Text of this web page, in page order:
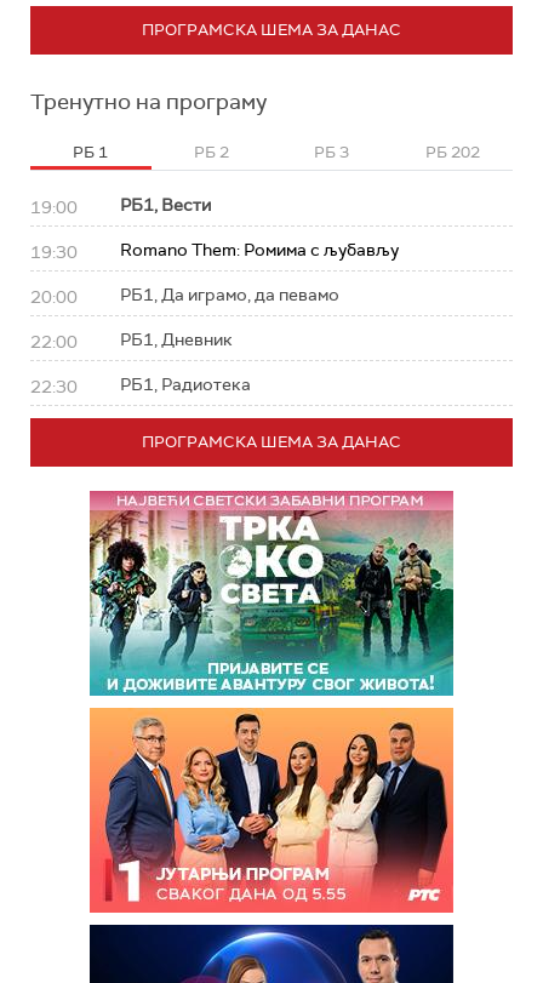
ПРОГРАМСКА ШЕМА ЗА ДАНАС
Тренутно на програму
РБ 1 РБ 2 РБ 3 РБ 202
19:00 РБ1, Вести
19:30 Romano Them: Ромима с љубављу
20:00 РБ1, Да играмо, да певамо
22:00 РБ1, Дневник
22:30 РБ1, Радиотека
ПРОГРАМСКА ШЕМА ЗА ДАНАС